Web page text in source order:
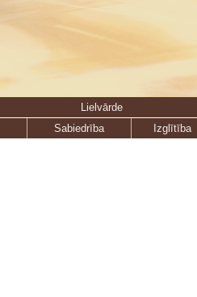
Lielvārde
Sabiedrība
Izglītība